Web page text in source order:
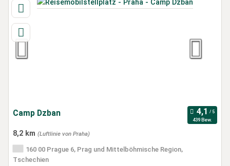
Camp Dzban
439 Bew.
8,2 km (Luftlinie von Praha)
160 00 Prague 6, Prag und Mittelböhmische Region,
Tschechien